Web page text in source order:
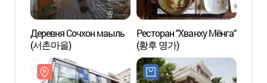
Деревня Сочхон маыль
(서촌마을)
Ресторан "Хванху Мёнга"
(황후 명가)